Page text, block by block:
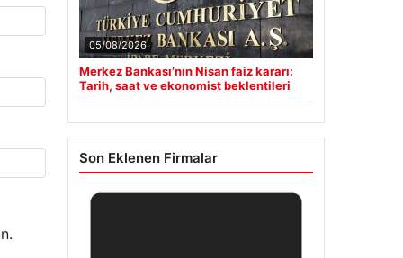
05/08/2026
Merkez Bankası’nın Nisan faiz kararı:
Tarih, saat ve ekonomist beklentileri
Son Eklenen Firmalar